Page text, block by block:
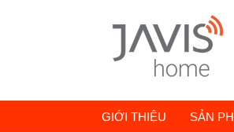
GIỚI THIỆU SẢN